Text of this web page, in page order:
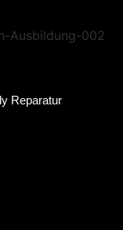
Reparatur